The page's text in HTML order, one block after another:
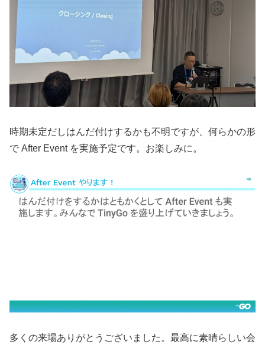
時期未定だしはんだ付けするかも不明ですが、何らかの形
で After Event を実施予定です。お楽しみに。
多くの来場ありがとうございました。最高に素晴らしい会